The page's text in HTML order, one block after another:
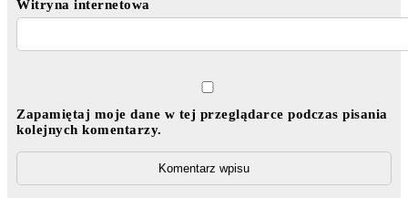
Witryna internetowa
Zapamiętaj moje dane w tej przeglądarce podczas pisania
kolejnych komentarzy.